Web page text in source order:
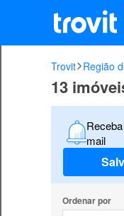
Trovit Região
13
mail
Ordenar por